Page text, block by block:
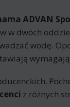
ADVAN
w dwóch
wodę.
z różnych